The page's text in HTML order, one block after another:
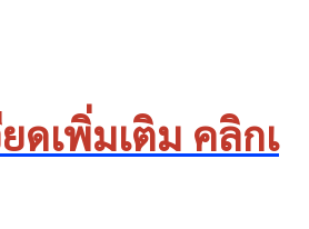
ดเพิ่มเติม คลิกเ